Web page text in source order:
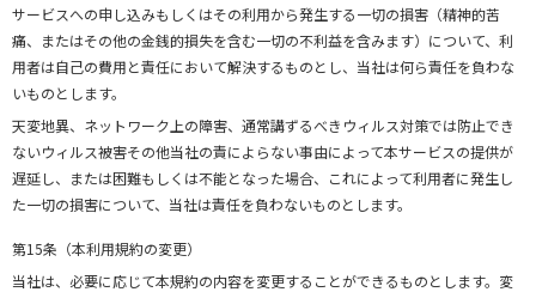
サービスへの申し込みもしくはその利用から発生する一切の損害（精神的苦
痛、またはその他の金銭的損失を含む一切の不利益を含みます）について、利
用者は自己の費用と責任において解決するものとし、当社は何ら責任を負わな
いものとします。
天変地異、ネットワーク上の障害、通常講ずるべきウィルス対策では防止でき
ないウィルス被害その他当社の責によらない事由によって本サービスの提供が
遅延し、または困難もしくは不能となった場合、これによって利用者に発生し
た一切の損害について、当社は責任を負わないものとします。
第15条（本利用規約の変更）
当社は、必要に応じて本規約の内容を変更することができるものとします。変